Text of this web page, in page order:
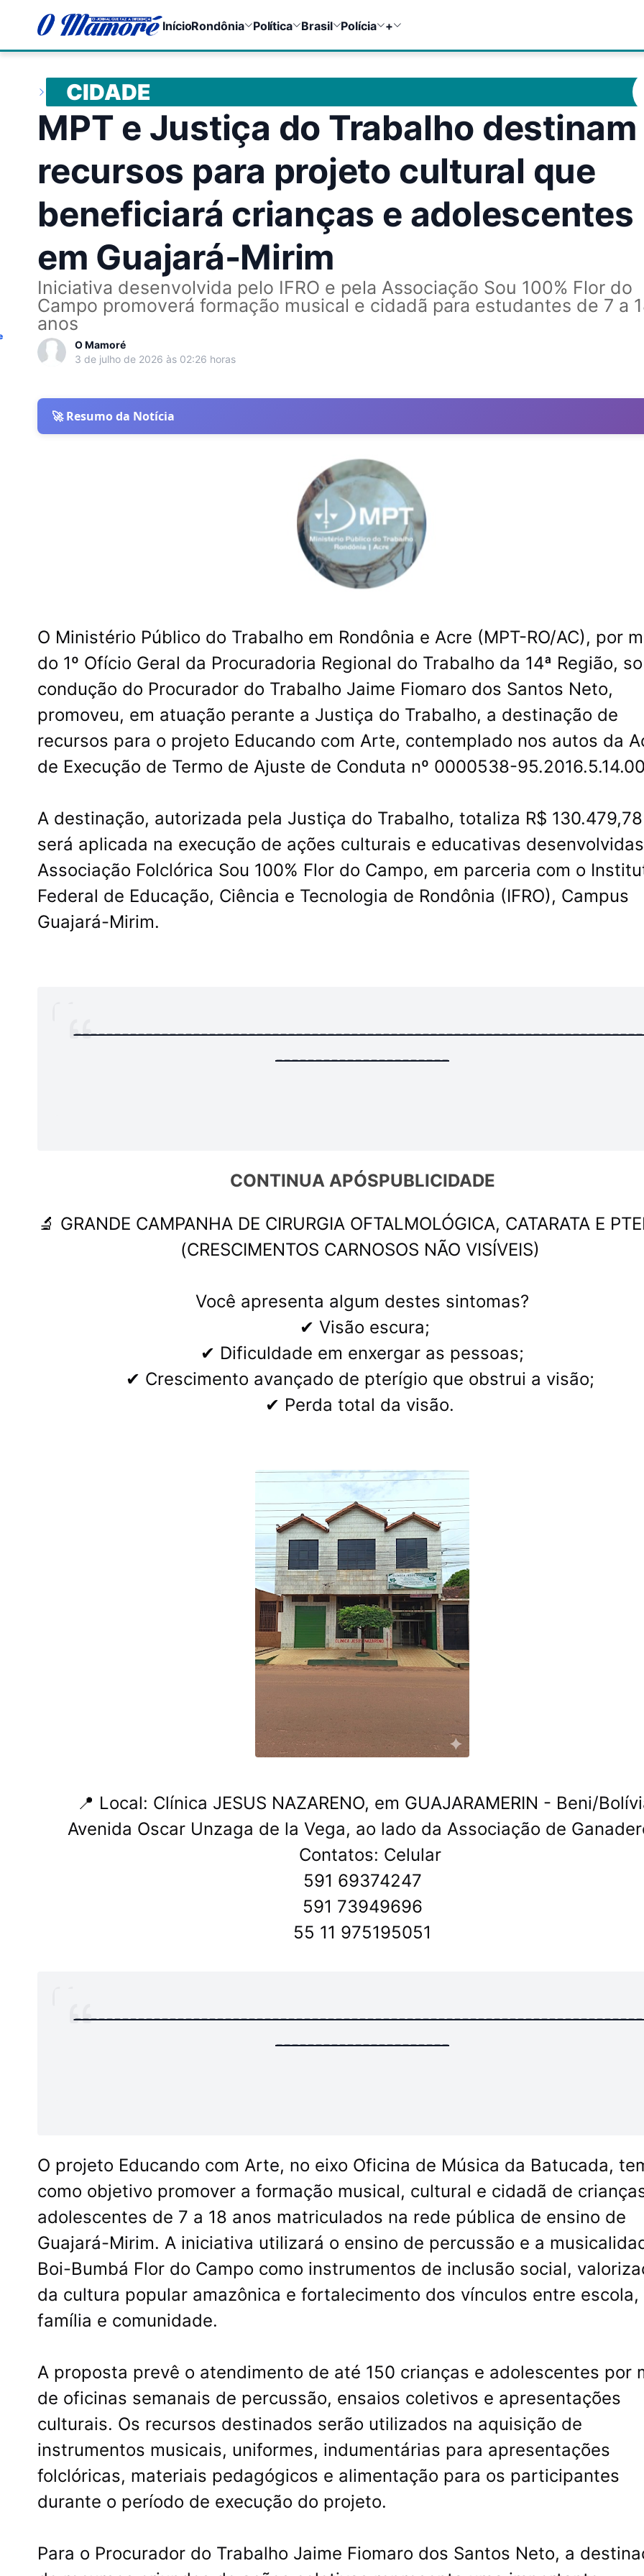
InícioRondônia Política Brasil Polícia +
CIDADE
MPT e Justiça do Trabalho destinam
recursos para projeto cultural que
beneficiará crianças e adolescentes
em Guajará-Mirim
Iniciativa desenvolvida pelo IFRO e pela Associação Sou 100% Flor do
Campo promoverá formação musical e cidadã para estudantes de 7 a
anos
O Mamoré
3 de julho de 2026 às 02:26 horas
🚀 Resumo da Notícia
O Ministério Público do Trabalho em Rondônia e Acre (MPT-RO/AC), por
do 1º Ofício Geral da Procuradoria Regional do Trabalho da 14ª Região,
condução do Procurador do Trabalho Jaime Fiomaro dos Santos Neto,
promoveu, em atuação perante a Justiça do Trabalho, a destinação de
recursos para o projeto Educando com Arte, contemplado nos autos da
de Execução de Termo de Ajuste de Conduta nº 0000538-
A destinação, autorizada pela Justiça do Trabalho, totaliza R$
será aplicada na execução de ações culturais e educativas
Associação Folclórica Sou 100% Flor do Campo, em parceria com o
Federal de Educação, Ciência e Tecnologia de Rondônia (IFRO), Campus
Guajará-Mirim.
----------------------
CONTINUA APÓSPUBLICIDADE
🔬 GRANDE CAMPANHA DE CIRURGIA OFTALMOLÓGICA, CATARATA E
(CRESCIMENTOS CARNOSOS NÃO VISÍVEIS)
Você apresenta algum destes sintomas?
✔ Visão escura;
✔ Dificuldade em enxergar as pessoas;
✔ Crescimento avançado de pterígio que obstrui a visão;
✔ Perda total da visão.
📍 Local: Clínica JESUS ​​NAZARENO, em GUAJARAMERIN - Beni/
Avenida Oscar Unzaga de la Vega, ao lado da Associação de
Contatos: Celular
591 69374247
591 73949696
55 11 975195051
----------------------
O projeto Educando com Arte, no eixo Oficina de Música da Batucada,
como objetivo promover a formação musical, cultural e cidadã de
adolescentes de 7 a 18 anos matriculados na rede pública de ensino de
Guajará-Mirim. A iniciativa utilizará o ensino de percussão e a
Boi-Bumbá Flor do Campo como instrumentos de inclusão social,
da cultura popular amazônica e fortalecimento dos vínculos entre escola,
família e comunidade.
A proposta prevê o atendimento de até 150 crianças e adolescentes por
de oficinas semanais de percussão, ensaios coletivos e apresentações
culturais. Os recursos destinados serão utilizados na aquisição de
instrumentos musicais, uniformes, indumentárias para apresentações
folclóricas, materiais pedagógicos e alimentação para os participantes
durante o período de execução do projeto.
Para o Procurador do Trabalho Jaime Fiomaro dos Santos Neto, a